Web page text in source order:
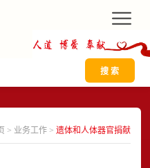
搜 索
> 业务工作> 遗体和人体器官捐献